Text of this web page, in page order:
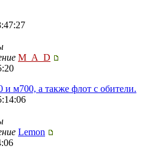
M_A_D
м700, а также флот с обители.
Lemon